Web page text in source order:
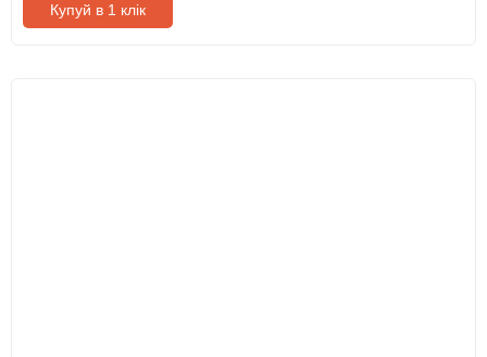
Купуй в 1 клік